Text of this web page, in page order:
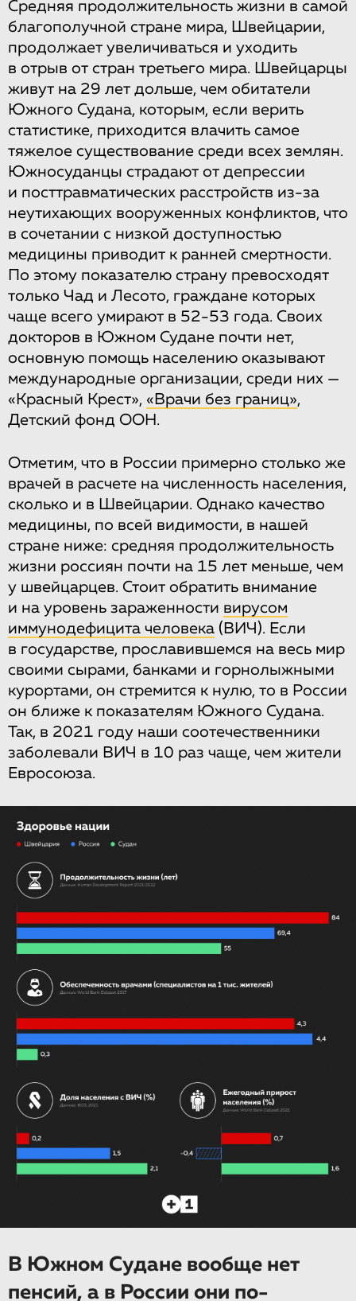
Средняя продолжительность жизни в самой
благополучной стране мира, Швейцарии,
продолжает увеличиваться и уходить
в отрыв от стран третьего мира. Швейцарцы
живут на 29 лет дольше, чем обитатели
Южного Судана, которым, если верить
статистике, приходится влачить самое
тяжелое существование среди всех землян.
Южносуданцы страдают от депрессии
и посттравматических расстройств из-за
неутихающих вооруженных конфликтов, что
в сочетании с низкой доступностью
медицины приводит к ранней смертности.
По этому показателю страну превосходят
только Чад и Лесото, граждане которых
чаще всего умирают в 52-53 года. Своих
докторов в Южном Судане почти нет,
основную помощь населению оказывают
международные организации, среди них —
«Красный Крест», «Врачи без границ»,
Детский фонд ООН.
Отметим, что в России примерно столько же
врачей в расчете на численность населения,
сколько и в Швейцарии. Однако качество
медицины, по всей видимости, в нашей
стране ниже: средняя продолжительность
жизни россиян почти на 15 лет меньше, чем
у швейцарцев. Стоит обратить внимание
и на уровень зараженности вирусом
иммунодефицита человека (ВИЧ). Если
в государстве, прославившемся на весь мир
своими сырами, банками и горнолыжными
курортами, он стремится к нулю, то в России
он ближе к показателям Южного Судана.
Так, в 2021 году наши соотечественники
заболевали ВИЧ в 10 раз чаще, чем жители
Евросоюза.
В Южном Судане вообще нет
пенсий, а в России они по-